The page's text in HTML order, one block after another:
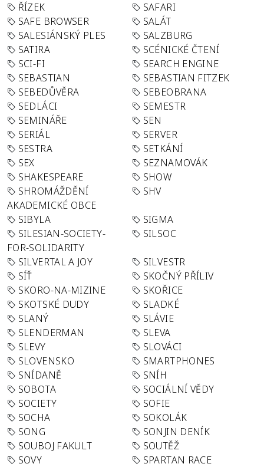
ŘÍZEK
SAFARI
SAFE BROWSER
SALÁT
SALESIÁNSKÝ PLES
SALZBURG
SATIRA
SCÉNICKÉ ČTENÍ
SCI-FI
SEARCH ENGINE
SEBASTIAN
SEBASTIAN FITZEK
SEBEDŮVĚRA
SEBEOBRANA
SEDLÁCI
SEMESTR
SEMINÁŘE
SEN
SERIÁL
SERVER
SESTRA
SETKÁNÍ
SEX
SEZNAMOVÁK
SHAKESPEARE
SHOW
SHROMÁŽDĚNÍ
AKADEMICKÉ OBCE
SHV
SIBYLA
SIGMA
SILESIAN-SOCIETY-
FOR-SOLIDARITY
SILSOC
SILVERTAL A JOY
SILVESTR
SÍŤ
SKOČNÝ PŘÍLIV
SKORO-NA-MIZINE
SKOŘICE
SKOTSKÉ DUDY
SLADKÉ
SLANÝ
SLÁVIE
SLENDERMAN
SLEVA
SLEVY
SLOVÁCI
SLOVENSKO
SMARTPHONES
SNÍDANĚ
SNÍH
SOBOTA
SOCIÁLNÍ VĚDY
SOCIETY
SOFIE
SOCHA
SOKOLÁK
SONG
SONJIN DENÍK
SOUBOJ FAKULT
SOUTĚŽ
SOVY
SPARTAN RACE